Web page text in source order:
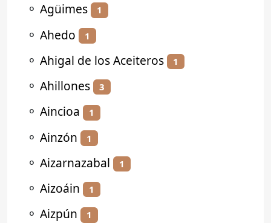
⚬ Agüimes 1
⚬ Ahedo 1
⚬ Ahigal de los Aceiteros 1
⚬ Ahillones 3
⚬ Aincioa 1
⚬ Ainzón 1
⚬ Aizarnazabal 1
⚬ Aizoáin 1
⚬ Aizpún 1